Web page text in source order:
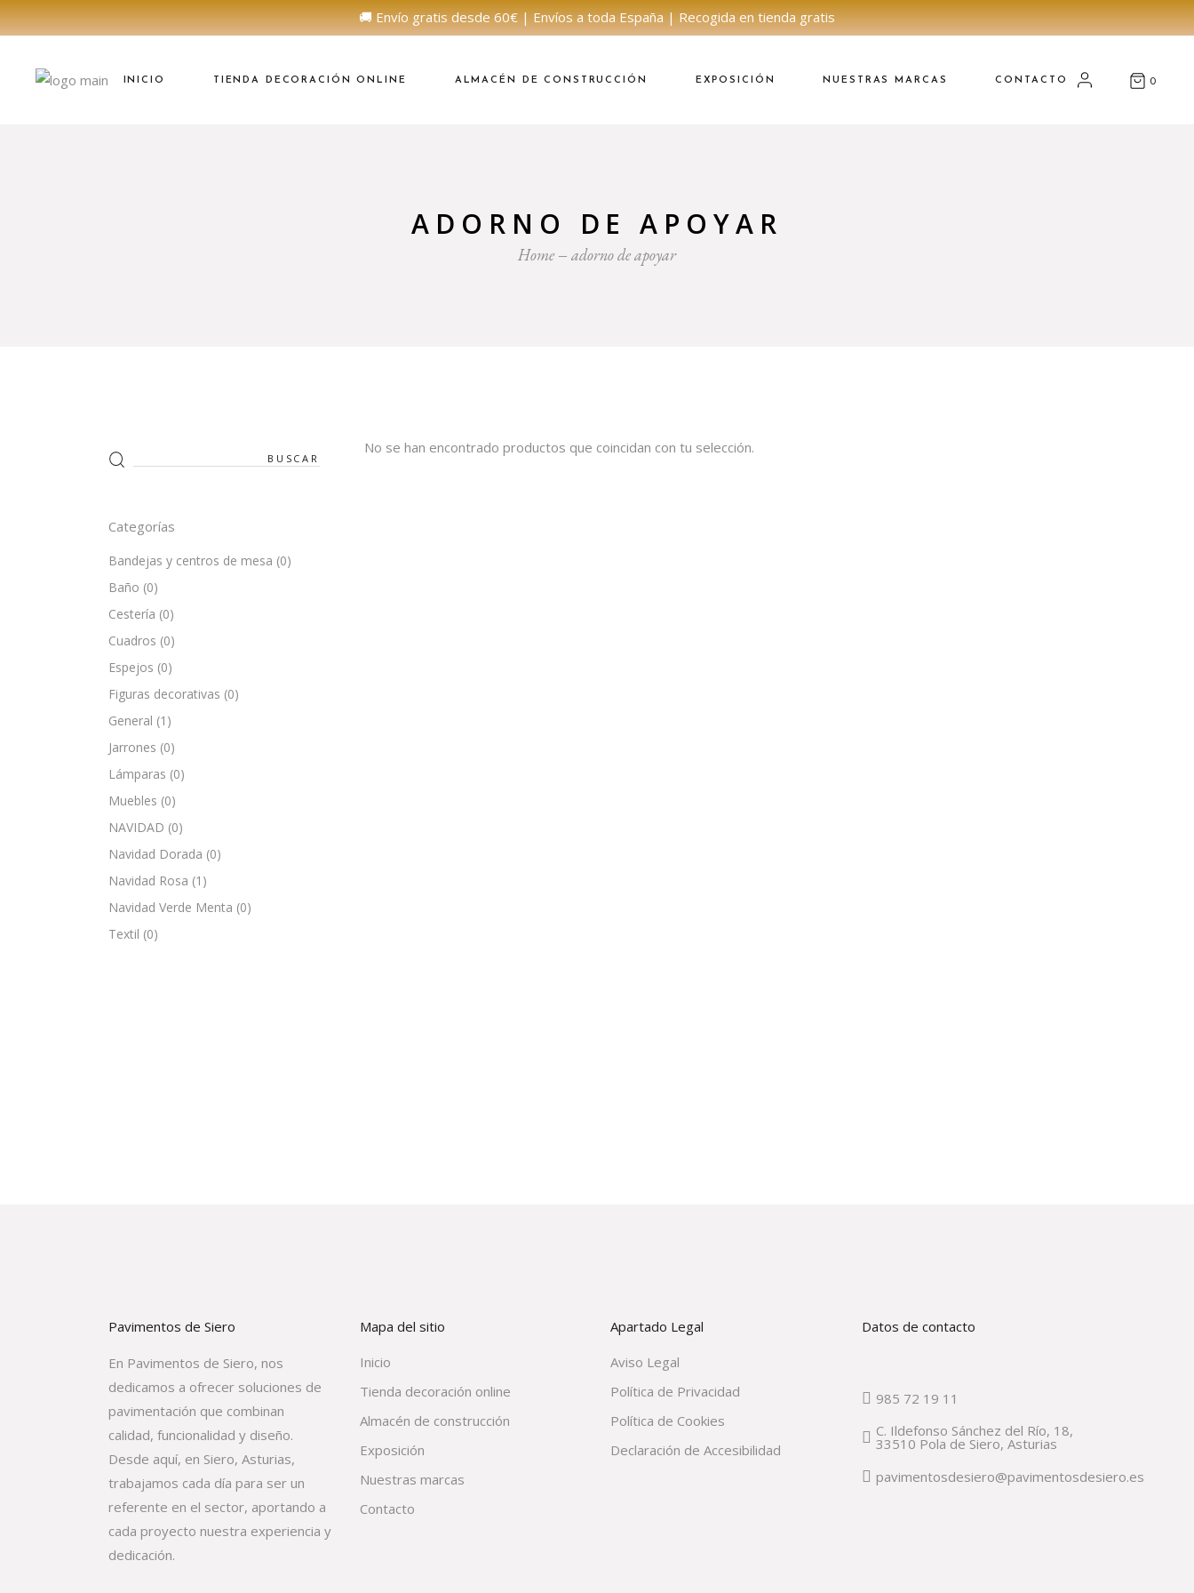
🚚 Envío gratis desde 60€ | Envíos a toda España | Recogida en tienda gratis
INICIO TIENDA DECORACIÓN ONLINE ALMACÉN DE CONSTRUCCIÓN EXPOSICIÓN NUESTRAS MARCAS CONTACTO 0
ADORNO DE APOYAR
Home adorno de apoyar
No se han encontrado productos que coincidan con tu selección.
Search
for:
Categorías
Bandejas y centros de mesa (0)
Baño (0)
Cestería (0)
Cuadros (0)
Espejos (0)
Figuras decorativas (0)
General (1)
Jarrones (0)
Lámparas (0)
Muebles (0)
NAVIDAD (0)
Navidad Dorada (0)
Navidad Rosa (1)
Navidad Verde Menta (0)
Textil (0)
Pavimentos de Siero
En Pavimentos de Siero, nos
dedicamos a ofrecer soluciones de
pavimentación que combinan
calidad, funcionalidad y diseño.
Desde aquí, en Siero, Asturias,
trabajamos cada día para ser un
referente en el sector, aportando a
cada proyecto nuestra experiencia y
dedicación.
Mapa del sitio
Inicio
Tienda decoración online
Almacén de construcción
Exposición
Nuestras marcas
Contacto
Apartado Legal
Aviso Legal
Política de Privacidad
Política de Cookies
Declaración de Accesibilidad
Datos de contacto
985 72 19 11
C. Ildefonso Sánchez del Río, 18,
33510 Pola de Siero, Asturias
pavimentosdesiero@pavimentosdesiero.es